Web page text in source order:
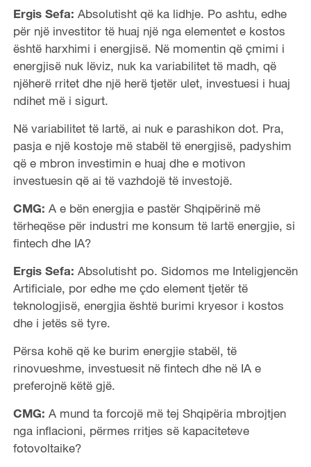
Ergis Sefa: Absolutisht që ka lidhje. Po ashtu, edhe
për një investitor të huaj një nga elementet e kostos
është harxhimi i energjisë. Në momentin që çmimi i
energjisë nuk lëviz, nuk ka variabilitet të madh, që
njëherë rritet dhe një herë tjetër ulet, investuesi i huaj
ndihet më i sigurt.
Në variabilitet të lartë, ai nuk e parashikon dot. Pra,
pasja e një kostoje më stabël të energjisë, padyshim
që e mbron investimin e huaj dhe e motivon
investuesin që ai të vazhdojë të investojë.
CMG: A e bën energjia e pastër Shqipërinë më
tërheqëse për industri me konsum të lartë energjie, si
fintech dhe IA?
Ergis Sefa: Absolutisht po. Sidomos me Inteligjencën
Artificiale, por edhe me çdo element tjetër të
teknologjisë, energjia është burimi kryesor i kostos
dhe i jetës së tyre.
Përsa kohë që ke burim energjie stabël, të
rinovueshme, investuesit në fintech dhe në IA e
preferojnë këtë gjë.
CMG: A mund ta forcojë më tej Shqipëria mbrojtjen
nga inflacioni, përmes rritjes së kapaciteteve
fotovoltaike?